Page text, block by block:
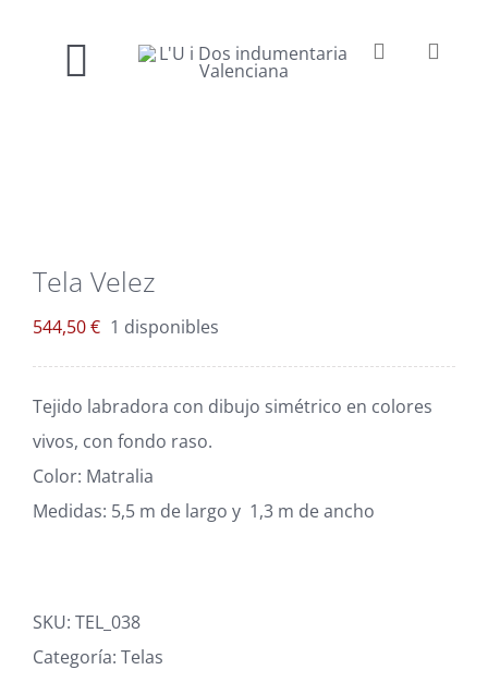
Toggle
Venta online
Contacto
Mi cuenta
Tela Velez
544,50€ 1 disponibles
Tejido labradora con dibujo simétrico en colores
vivos, con fondo raso.
Color: Matralia
Medidas: 5,5 m de largo y 1,3 m de ancho
SKU: TEL_038
Categoría: Telas